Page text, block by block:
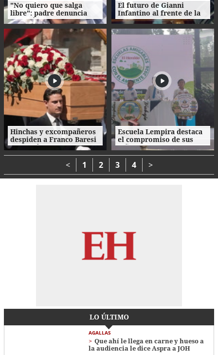
"No quiero que salga
libre": padre denuncia
agresión de su propio
hijo en La Ceiba
El futuro de Gianni
Infantino al frente de la
FIFA enfrenta
cuestionamientos
Hinchas y excompañeros
despiden a Franco Baresi
con un último 'Ciao
capitano'
Escuela Lempira destaca
el compromiso de sus
niños con el cuidado del
medio ambiente
< 1 2 3 4 >
LO ÚLTIMO
AGALLAS
Que ahí le llega en carne y hueso a
la audiencia le dice Aspra a JOH